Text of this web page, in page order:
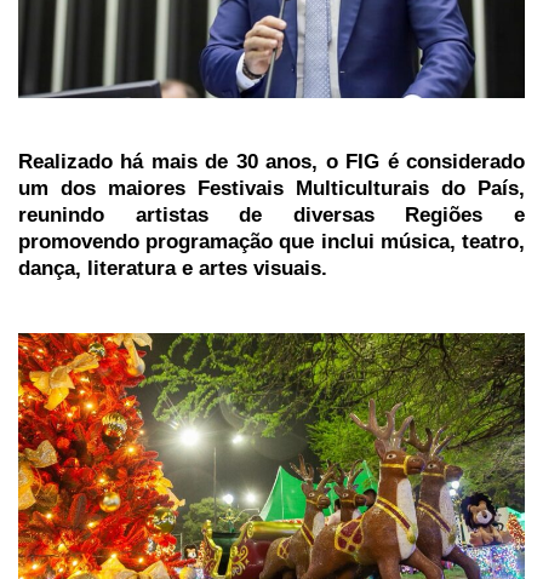
Realizado há mais de 30 anos, o FIG é considerado
um dos maiores Festivais Multiculturais do País,
reunindo artistas de diversas Regiões e
promovendo programação que inclui música, teatro,
dança, literatura e artes visuais.